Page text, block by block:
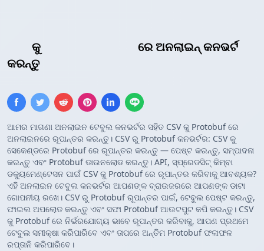
କୁ
ରେ ଅନଲାଇନ୍ କନଭର୍ଟ
କରନ୍ତୁ
ଆମର ମାଗଣା ଅନଲାଇନ ଟେବୁଲ କନଭର୍ଟର ସହିତ CSV କୁ Protobuf ରେ
ଅନଲାଇନରେ ରୂପାନ୍ତର କରନ୍ତୁ। CSV ରୁ Protobuf କନଭର୍ଟର: CSV କୁ
ସେକେଣ୍ଡରେ Protobuf ରେ ରୂପାନ୍ତର କରନ୍ତୁ — ପେଷ୍ଟ କରନ୍ତୁ, ସମ୍ପାଦନା
କରନ୍ତୁ ଏବଂ Protobuf ଡାଉନଲୋଡ କରନ୍ତୁ। API, ସ୍ପ୍ରେଡସିଟ୍ କିମ୍ବା
ଡକ୍ୟୁମେଣ୍ଟେସନ ପାଇଁ CSV କୁ Protobuf ରେ ରୂପାନ୍ତର କରିବାକୁ ଆବଶ୍ୟକ?
ଏହି ଅନଲାଇନ ଟେବୁଲ କନଭର୍ଟର ଆପଣଙ୍କ ବ୍ରାଉଜରରେ ଆପଣଙ୍କ ଡାଟା
ଗୋପନୀୟ ରଖେ। CSV ରୁ Protobuf ରୂପାନ୍ତର ପାଇଁ, ଟେବୁଲ ପେଷ୍ଟ କରନ୍ତୁ,
ଫାଇଲ ଅପଲୋଡ କରନ୍ତୁ ଏବଂ ସଫା Protobuf ଆଉଟପୁଟ କପି କରନ୍ତୁ। CSV
କୁ Protobuf ରେ ନିର୍ଭରଯୋଗ୍ୟ ଭାବେ ରୂପାନ୍ତର କରିବାକୁ, ଆପଣ ପ୍ରଥମେ
ଟେବୁଲ ସମୀକ୍ଷା କରିପାରିବେ ଏବଂ ତାପରେ ଅନ୍ତିମ Protobuf ଫଳାଫଳ
ରପ୍ତାନି କରିପାରିବେ।